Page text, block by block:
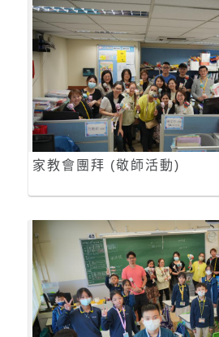
家教會團拜 (敬師活動)